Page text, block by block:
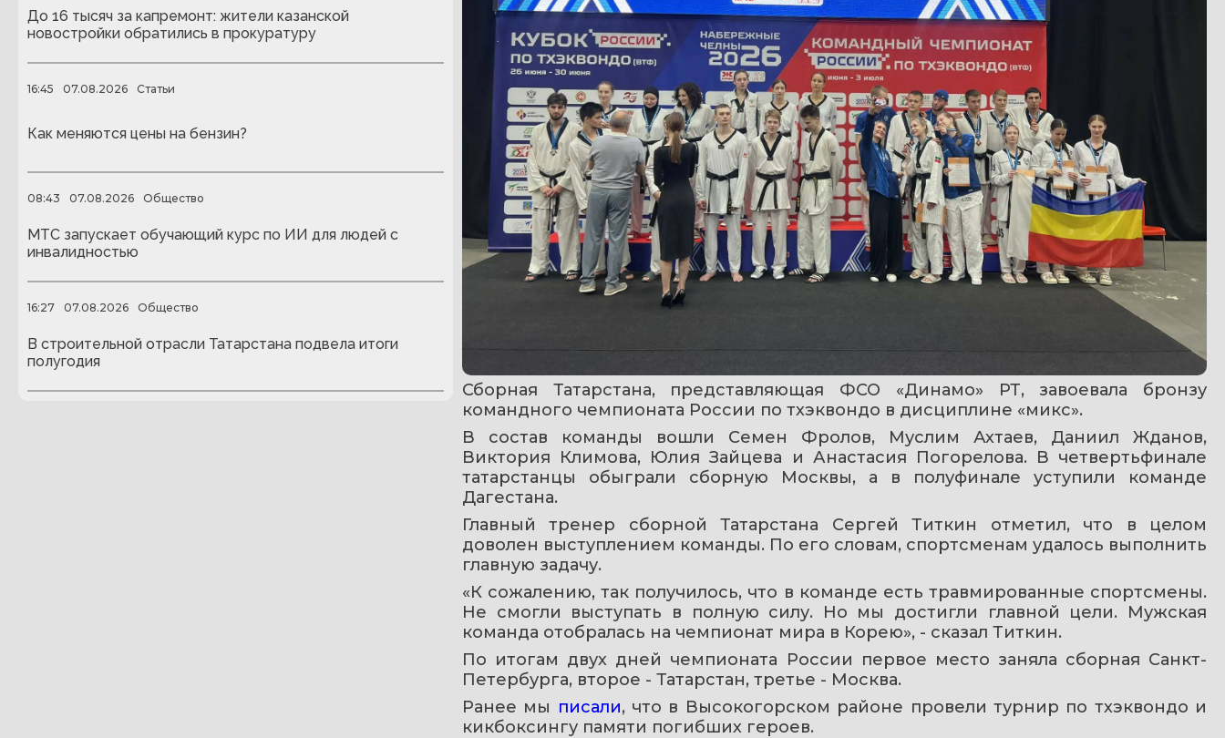
До 16 тысяч за капремонт: жители казанской
новостройки обратились в прокуратуру
16:45 07.08.2026 Статьи
Как меняются цены на бензин?
08:43 07.08.2026 Общество
МТС запускает обучающий курс по ИИ для людей с
инвалидностью
16:27 07.08.2026 Общество
В строительной отрасли Татарстана подвела итоги
полугодия
Сборная Татарстана, представляющая ФСО «Динамо» РТ, завоевала бронзу
командного чемпионата России по тхэквондо в дисциплине «микс».
В состав команды вошли Семен Фролов, Муслим Ахтаев, Даниил Жданов,
Виктория Климова, Юлия Зайцева и Анастасия Погорелова. В четвертьфинале
татарстанцы обыграли сборную Москвы, а в полуфинале уступили команде
Дагестана.
Главный тренер сборной Татарстана Сергей Титкин отметил, что в целом
доволен выступлением команды. По его словам, спортсменам удалось выполнить
главную задачу.
«К сожалению, так получилось, что в команде есть травмированные спортсмены.
Не смогли выступать в полную силу. Но мы достигли главной цели. Мужская
команда отобралась на чемпионат мира в Корею», - сказал Титкин.
По итогам двух дней чемпионата России первое место заняла сборная Санкт-
Петербурга, второе - Татарстан, третье - Москва.
Ранее мы писали, что в Высокогорском районе провели турнир по тхэквондо и
кикбоксингу памяти погибших героев.